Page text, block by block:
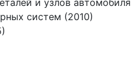
и узлов автомобиля
систем (2010)